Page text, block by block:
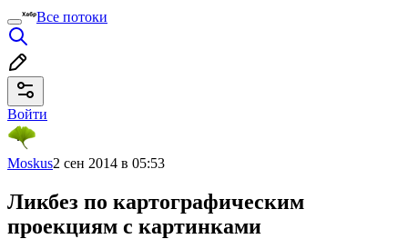
Все потоки
Войти
Moskus2 сен 2014 в 05:53
Ликбез по картографическим
проекциям с картинками